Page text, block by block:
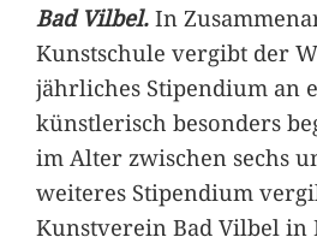
Bad Vilbel. In
Kunstschule vergibt der
jährliches Stipendium an
künstlerisch besonders
im Alter zwischen sechs
weiteres Stipendium
Kunstverein Bad Vilbel in